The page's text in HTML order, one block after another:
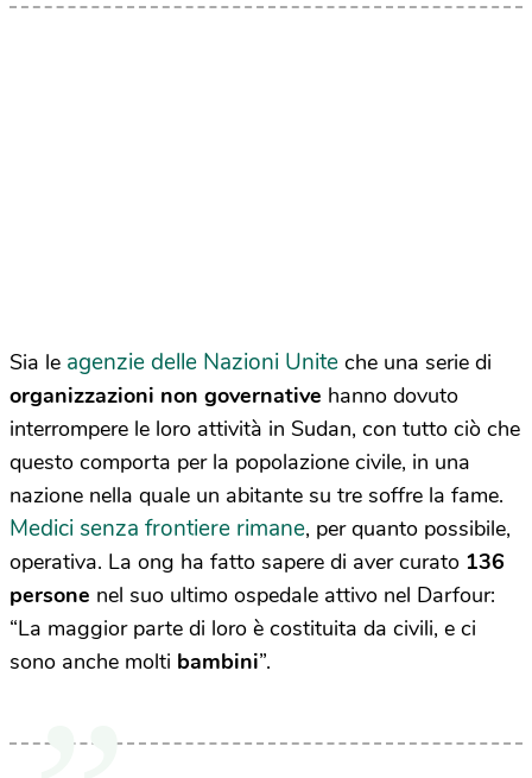
Sia le agenzie delle Nazioni Unite che una serie di
organizzazioni non governative hanno dovuto
interrompere le loro attività in Sudan, con tutto ciò che
questo comporta per la popolazione civile, in una
nazione nella quale un abitante su tre soffre la fame.
Medici senza frontiere rimane, per quanto possibile,
operativa. La ong ha fatto sapere di aver curato 136
persone nel suo ultimo ospedale attivo nel Darfour:
“La maggior parte di loro è costituita da civili, e ci
sono anche molti bambini”.